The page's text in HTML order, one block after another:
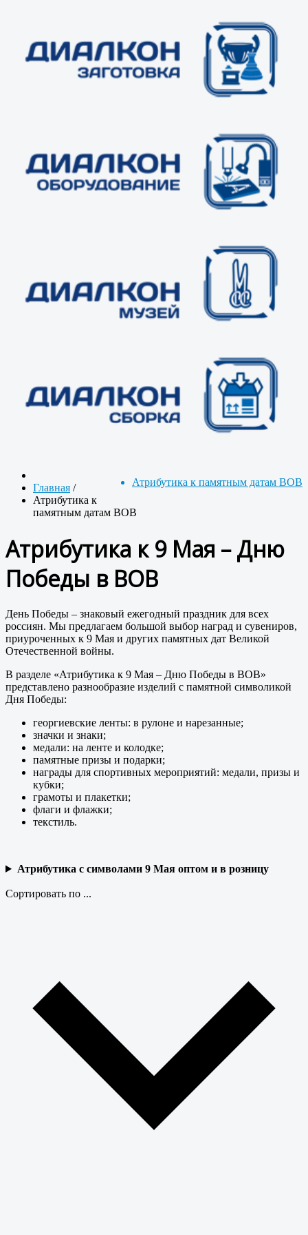
Атрибутика к памятным датам ВОВ
Главная /
Атрибутика к
памятным датам ВОВ
Атрибутика к 9 Мая – Дню
Победы в ВОВ
День Победы – знаковый ежегодный праздник для всех
россиян. Мы предлагаем большой выбор наград и сувениров,
приуроченных к 9 Мая и других памятных дат Великой
Отечественной войны.
В разделе «Атрибутика к 9 Мая – Дню Победы в ВОВ»
представлено разнообразие изделий с памятной символикой
Дня Победы:
георгиевские ленты: в рулоне и нарезанные;
значки и знаки;
медали: на ленте и колодке;
памятные призы и подарки;
награды для спортивных мероприятий: медали, призы и
кубки;
грамоты и плакетки;
флаги и флажки;
текстиль.
Атрибутика с символами 9 Мая оптом и в розницу
Сортировать по ...